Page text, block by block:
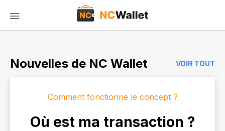
Nouvelles de NC Wallet VOIR TOUT
Comment fonctionne le concept ?
Où est ma transaction ?